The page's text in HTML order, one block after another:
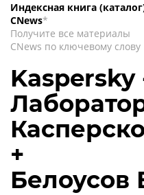
Индексная книга
CNews*
Получите все материалы
CNews по ключевому слову
Kaspersky
+
Белоусов